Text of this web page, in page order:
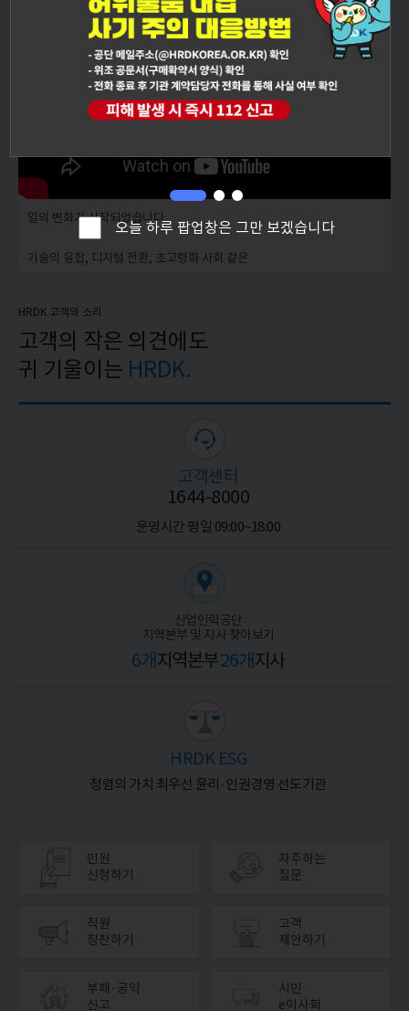
오늘 하루 팝업창은 그만 보겠습니다
HRDK 고객의 소리
고객의 작은 의견에도
귀 기울이는 HRDK.
고객센터
1644-8000
운영시간 평일 09:00~18:00
산업인력공단
지역본부 및 지사 찾아보기
6개지역본부26개지사
HRDK ESG
청렴의 가치 최우선 윤리·인권경영 선도기관
민원
신청하기
자주하는
질문
직원
칭찬하기
고객
제안하기
부패·공익
신고
시민
e이사회